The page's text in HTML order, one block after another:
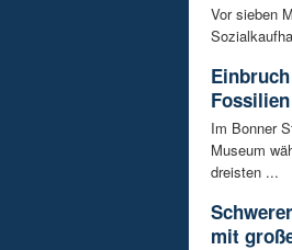
Vor sieben
Im Bonner
Museum
dreisten ...
mit